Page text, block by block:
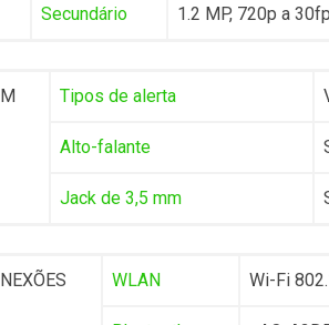
Secundário 1.2 MP, 720p a
Tipos de alerta
Alto-falante
Jack de 3,5 mm
WLAN Wi-Fi